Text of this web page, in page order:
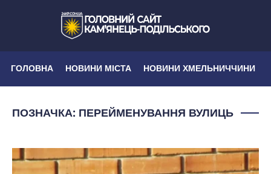
ГОЛОВНА НОВИНИ МІСТА НОВИНИ ХМЕЛЬНИЧЧИНИ
ПОЗНАЧКА: ПЕРЕЙМЕНУВАННЯ ВУЛИЦЬ